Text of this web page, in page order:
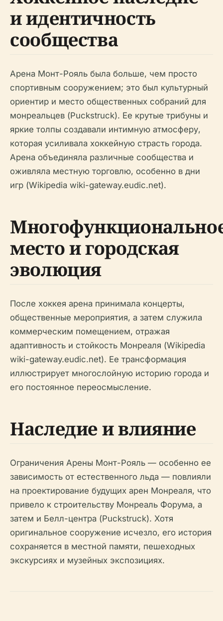
и идентичность
сообщества
Арена Монт-Рояль была больше, чем просто
спортивным сооружением; это был культурный
ориентир и место общественных собраний для
монреальцев (Puckstruck). Ее крутые трибуны и
яркие толпы создавали интимную атмосферу,
которая усиливала хоккейную страсть города.
Арена объединяла различные сообщества и
оживляла местную торговлю, особенно в дни
игр (Wikipedia wiki-gateway.eudic.net).
место и городская
эволюция
После хоккея арена принимала концерты,
общественные мероприятия, а затем служила
коммерческим помещением, отражая
адаптивность и стойкость Монреаля (Wikipedia
wiki-gateway.eudic.net). Ее трансформация
иллюстрирует многослойную историю города и
его постоянное переосмысление.
Наследие и влияние
Ограничения Арены Монт-Рояль — особенно ее
зависимость от естественного льда — повлияли
на проектирование будущих арен Монреаля, что
привело к строительству Монреаль Форума, а
затем и Белл-центра (Puckstruck). Хотя
оригинальное сооружение исчезло, его история
сохраняется в местной памяти, пешеходных
экскурсиях и музейных экспозициях.